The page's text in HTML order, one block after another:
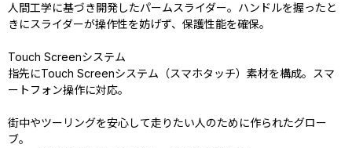
人間工学に基づき開発したパームスライダー。ハンドルを握ったと
きにスライダーが操作性を妨げず、保護性能を確保。
Touch Screenシステム
指先にTouch Screenシステム（スマホタッチ）素材を構成。スマ
ートフォン操作に対応。
街中やツーリングを安心して走りたい人のために作られたグロー
ブ。